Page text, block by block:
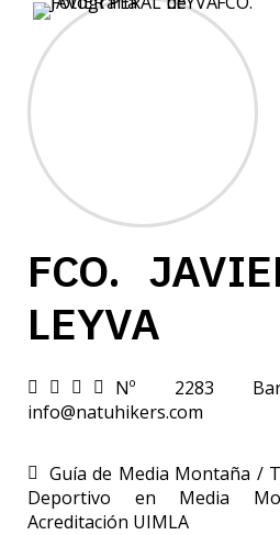
FCO.
LEYVA
Nº 2283
info@natuhikers.com
Guía de Media Montaña /
Deportivo en Media
Acreditación UIMLA